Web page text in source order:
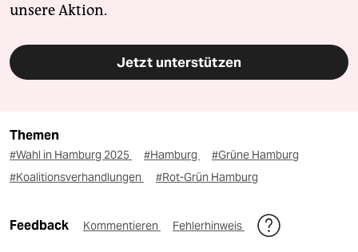
unsere Aktion.
Jetzt unterstützen
Themen
#Wahl in Hamburg 2025 #Hamburg
#Grüne Hamburg
#Koalitionsverhandlungen
#Rot-Grün Hamburg
Feedback Kommentieren Fehlerhinweis